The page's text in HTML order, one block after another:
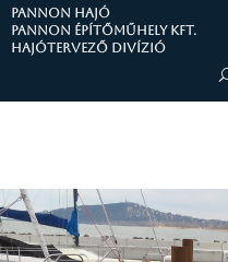
PANNON HAJÓ
Pannon Építőműhely Kft.
Hajótervező divízió